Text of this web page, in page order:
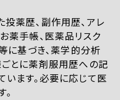
薬歴、副作用歴、アレ
薬手帳、医薬品リスク
に基づき、薬学的分析
とに薬剤服用歴への記
ます。必要に応じて医